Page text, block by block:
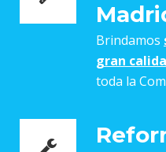
Brindamos
gran
toda la